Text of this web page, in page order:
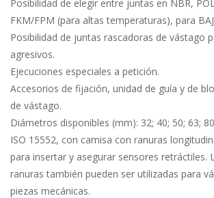
Posibilidad de elegir entre juntas en NBR,
FKM/FPM (para altas temperaturas), para
Posibilidad de juntas rascadoras de vástago
agresivos.
Ejecuciones especiales a petición.
Accesorios de fijación, unidad de guía y de
de vástago.
Diámetros disponibles (mm): 32; 40; 50; 63;
ISO 15552, con camisa con ranuras
para insertar y asegurar sensores retráctiles.
ranuras también pueden ser utilizadas para
piezas mecánicas.